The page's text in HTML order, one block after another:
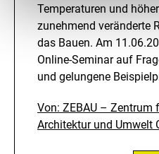
Temperaturen und
zunehmend veränderte
das Bauen. Am
Online-Seminar auf
und gelungene
Von: ZEBAU – Zentrum
Architektur und Umwelt